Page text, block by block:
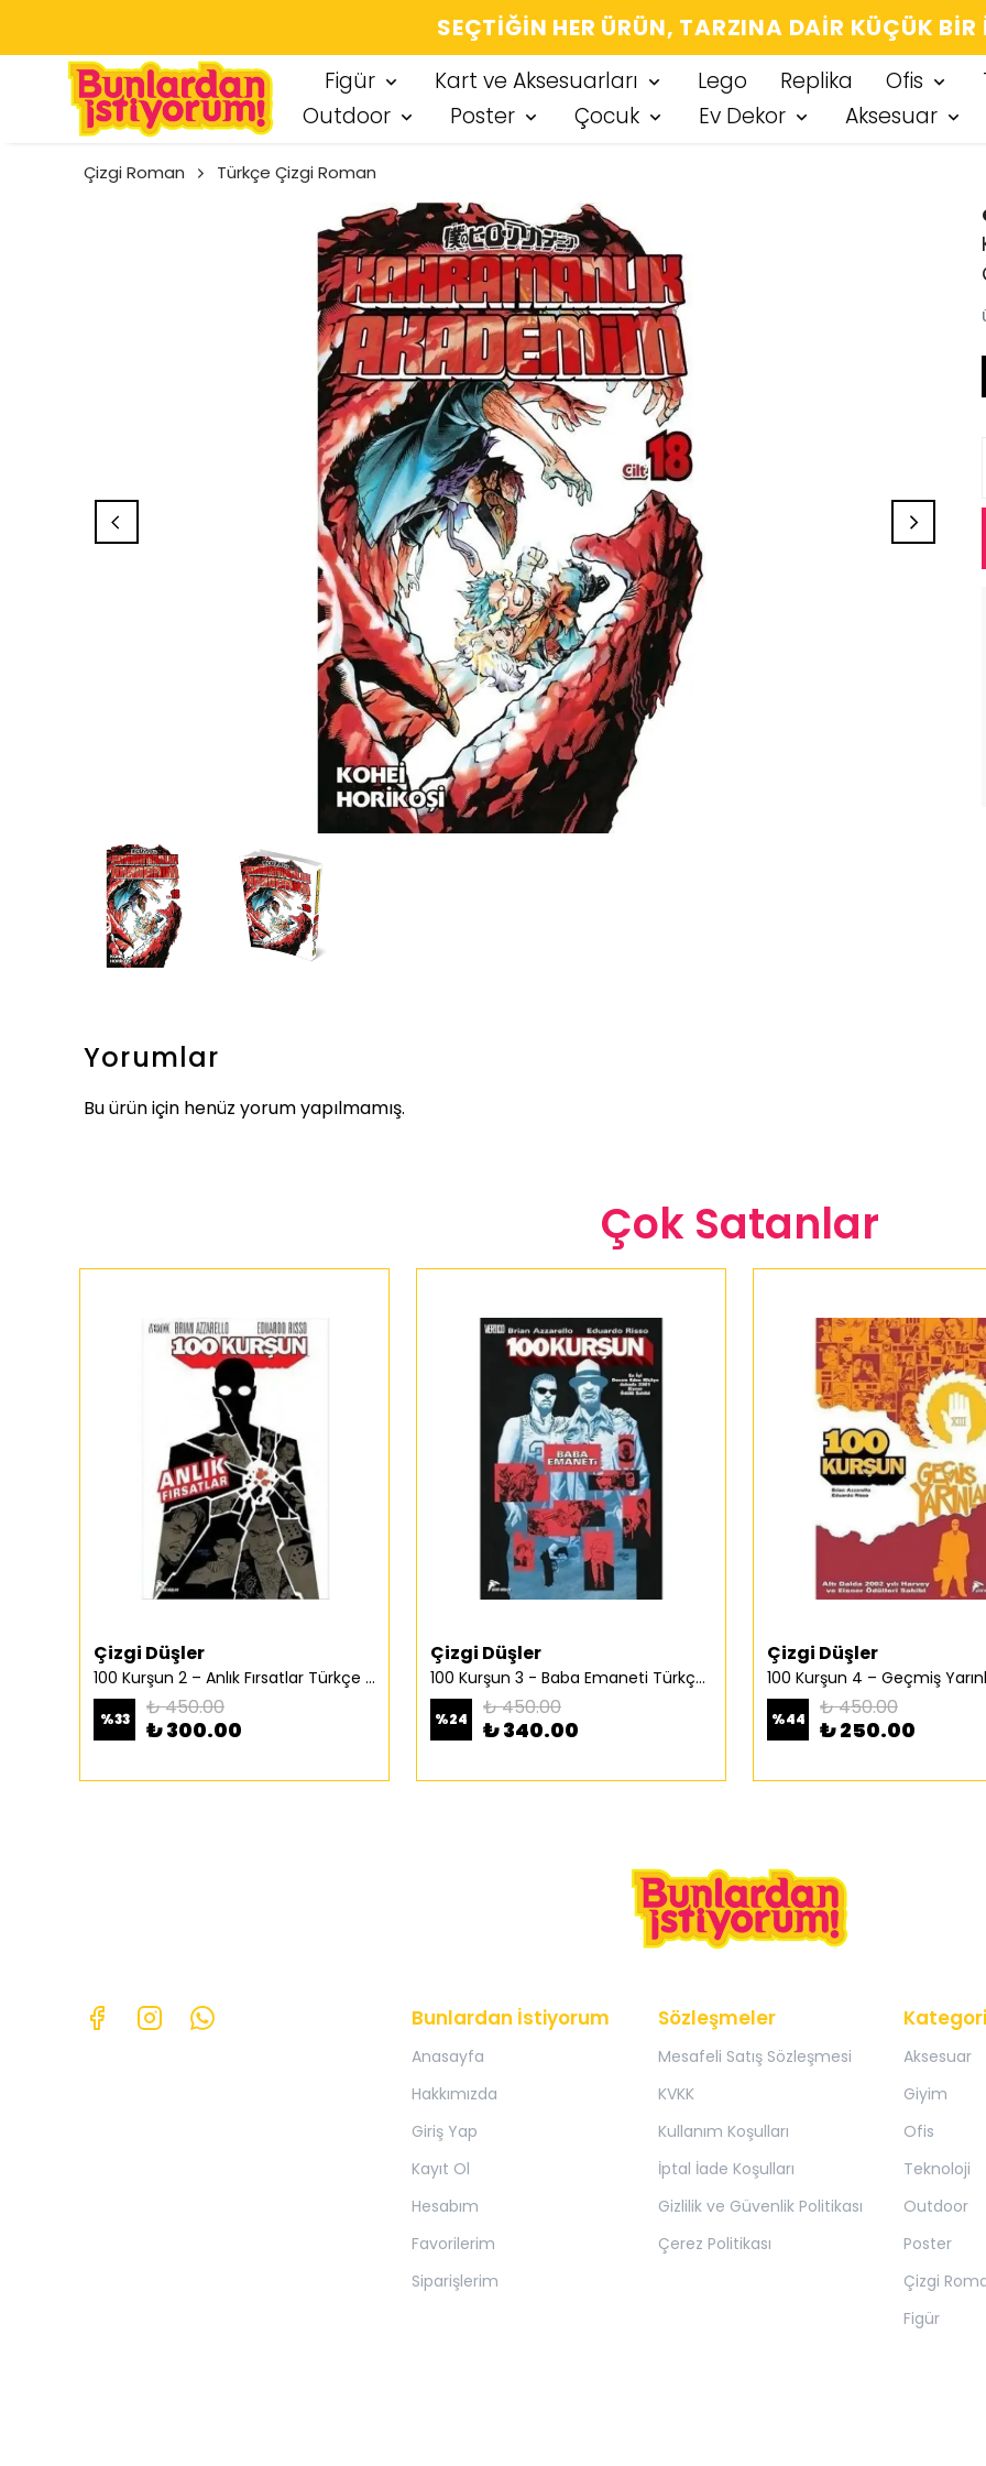
SEÇTIĞIN HER ÜRÜN, TARZINA DAIR KÜÇÜK
Figür Kart ve Aksesuarları Lego Replika Ofis
Outdoor
Poster Çocuk Ev Dekor Aksesuar
Çizgi Roman Türkçe Çizgi Roman
Yorumlar
Bu ürün için henüz yorum yapılmamış.
Çok Satanlar
Çizgi Düşler
100 Kurşun 2 – Anlık Fırsatlar Türkçe Çizgi Roman
%33 ₺ 450.00
₺ 300.00
Çizgi Düşler
100 Kurşun 3 - Baba Emaneti Türkçe Çizgi Roman
%24 ₺ 450.00
₺ 340.00
Çizgi Düşler
%44 ₺ 450.00
₺ 250.00
Bunlardan İstiyorum
Anasayfa
Hakkımızda
Giriş Yap
Kayıt Ol
Hesabım
Favorilerim
Siparişlerim
Sözleşmeler
Mesafeli Satış Sözleşmesi
KVKK
Kullanım Koşulları
İptal İade Koşulları
Gizlilik ve Güvenlik Politikası
Çerez Politikası
Aksesuar
Giyim
Ofis
Teknoloji
Outdoor
Poster
Çizgi
Figür